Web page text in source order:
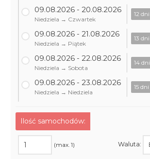
09.08.2026 - 20.08.2026
Niedziela → Czwartek
12 dni
09.08.2026 - 21.08.2026
Niedziela → Piątek
13 dni
09.08.2026 - 22.08.2026
Niedziela → Sobota
14 dni
09.08.2026 - 23.08.2026
Niedziela → Niedziela
15 dni
Ilość samochodów:
(max. 1) Waluta: